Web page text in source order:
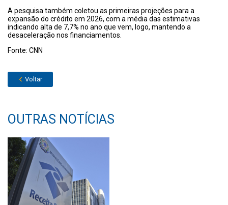
A pesquisa também coletou as primeiras projeções para a
expansão do crédito em 2026, com a média das estimativas
indicando alta de 7,7% no ano que vem, logo, mantendo a
desaceleração nos financiamentos.
Fonte: CNN
Voltar
OUTRAS NOTÍCIAS